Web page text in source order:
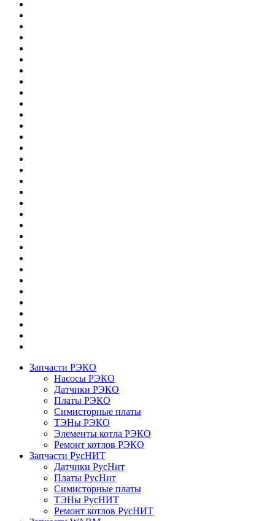
Запчасти РЭКО
Насосы РЭКО
Датчики РЭКО
Платы РЭКО
Симисторные платы
ТЭНы РЭКО
Элементы котла РЭКО
Ремонт котлов РЭКО
Запчасти РусНИТ
Датчики РусНит
Платы РусНит
Симисторные платы
ТЭНы РусНИТ
Ремонт котлов РусНИТ